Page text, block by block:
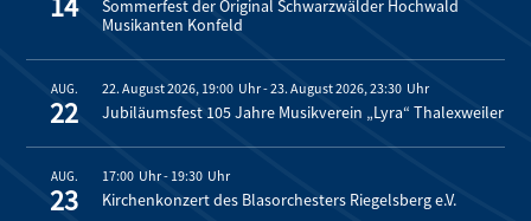
Sommerfest der Original Schwarzwälder Hochwald
Musikanten Konfeld
AUG.
22
22. August 2026, 19:00 -23. August 2026, 23:30
Jubiläumsfest 105 Jahre Musikverein „Lyra“ Thalexweiler
AUG.
23
17:00 - 19:30
Kirchenkonzert des Blasorchesters Riegelsberg e.V.